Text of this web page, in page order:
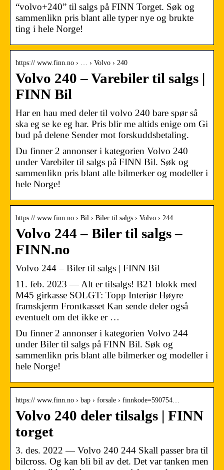
“volvo+240” til salgs på FINN Torget. Søk og
sammenlikn pris blant alle typer nye og brukte
ting i hele Norge!
https:// www.finn.no › … › Volvo › 240
Volvo 240 – Varebiler til salgs |
FINN Bil
Har en hau med deler til volvo 240 bare spør så
ska eg se ke eg har. Pris blir me altids enige om Gi
bud på delene Sender mot forskuddsbetaling.
Du finner 2 annonser i kategorien Volvo 240
under Varebiler til salgs på FINN Bil. Søk og
sammenlikn pris blant alle bilmerker og modeller i
hele Norge!
https:// www.finn.no › Bil › Biler til salgs › Volvo › 244
Volvo 244 – Biler til salgs –
FINN.no
Volvo 244 – Biler til salgs | FINN Bil
11. feb. 2023 — Alt er tilsalgs! B21 blokk med
M45 girkasse SOLGT: Topp Interiør Høyre
framskjerm Frontkasset Kan sende deler også
eventuelt om det ikke er …
Du finner 2 annonser i kategorien Volvo 244
under Biler til salgs på FINN Bil. Søk og
sammenlikn pris blant alle bilmerker og modeller i
hele Norge!
https:// www.finn.no › bap › forsale › finnkode=590754…
Volvo 240 deler tilsalgs | FINN
torget
3. des. 2022 — Volvo 240 244 Skall passer bra til
bilcross. Og kan bli bil av det. Det var tanken men